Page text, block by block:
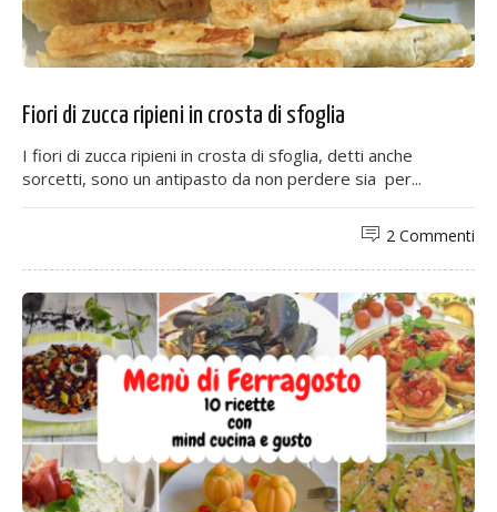
Fiori di zucca ripieni in crosta di sfoglia
I fiori di zucca ripieni in crosta di sfoglia, detti anche
sorcetti, sono un antipasto da non perdere sia per...
2 Commenti